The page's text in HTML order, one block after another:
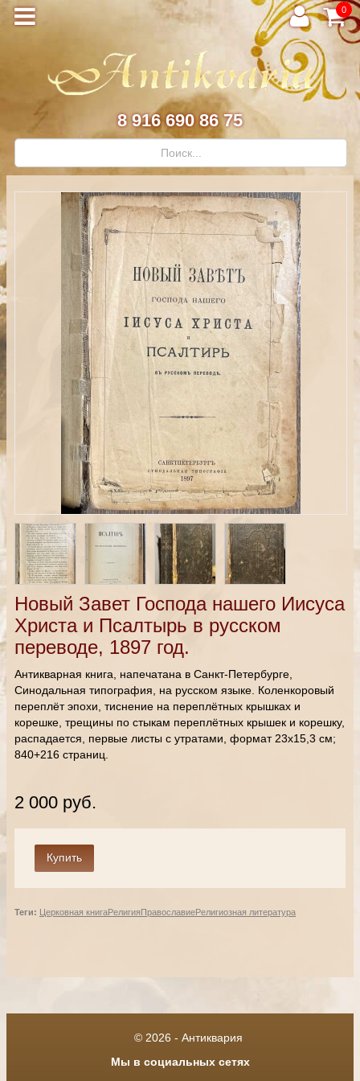
0
8 916 690 86 75
Новый Завет Господа нашего Иисуса
Христа и Псалтырь в русском
переводе, 1897 год.
Антикварная книга, напечатана в Санкт-Петербурге,
Синодальная типография, на русском языке. Коленкоровый
переплёт эпохи, тиснение на переплётных крышках и
корешке, трещины по стыкам переплётных крышек и корешку,
распадается, первые листы с утратами, формат 23х15,3 см;
840+216 страниц.
2 000 руб.
Теги: Церковная книгаРелигияПравославиеРелигиозная литература
© 2026 - Антиквария
Мы в социальных сетях